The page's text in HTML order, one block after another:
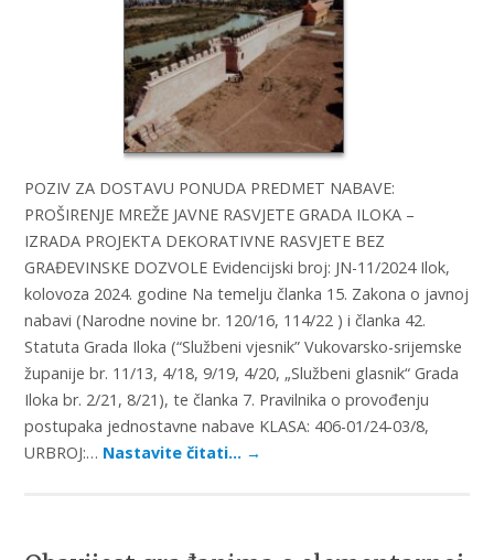
POZIV ZA DOSTAVU PONUDA PREDMET NABAVE:
PROŠIRENJE MREŽE JAVNE RASVJETE GRADA ILOKA –
IZRADA PROJEKTA DEKORATIVNE RASVJETE BEZ
GRAĐEVINSKE DOZVOLE Evidencijski broj: JN-11/2024 Ilok,
kolovoza 2024. godine Na temelju članka 15. Zakona o javnoj
nabavi (Narodne novine br. 120/16, 114/22 ) i članka 42.
Statuta Grada Iloka (“Službeni vjesnik” Vukovarsko-srijemske
županije br. 11/13, 4/18, 9/19, 4/20, „Službeni glasnik“ Grada
Iloka br. 2/21, 8/21), te članka 7. Pravilnika o provođenju
postupaka jednostavne nabave KLASA: 406-01/24-03/8,
URBROJ:… Nastavite čitati… →